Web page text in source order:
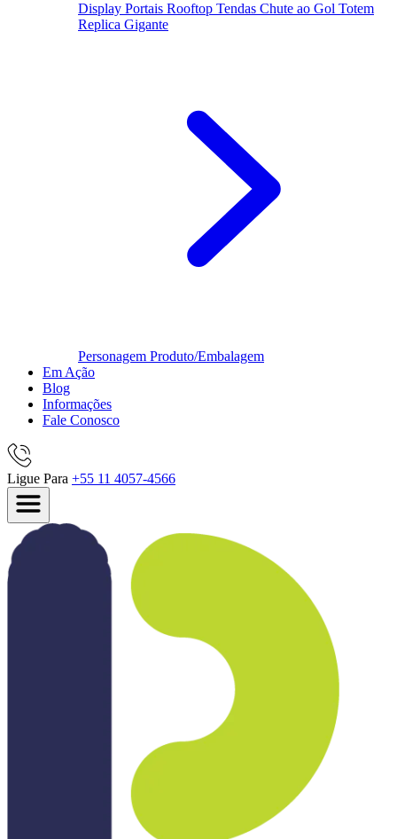
Display Portais Rooftop Tendas Chute ao Gol Totem
Replica Gigante
Personagem Produto/Embalagem
Em Ação
Blog
Informações
Fale Conosco
Ligue Para +55 11 4057-4566